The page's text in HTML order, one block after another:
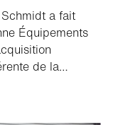
a fait
Équipements
de la